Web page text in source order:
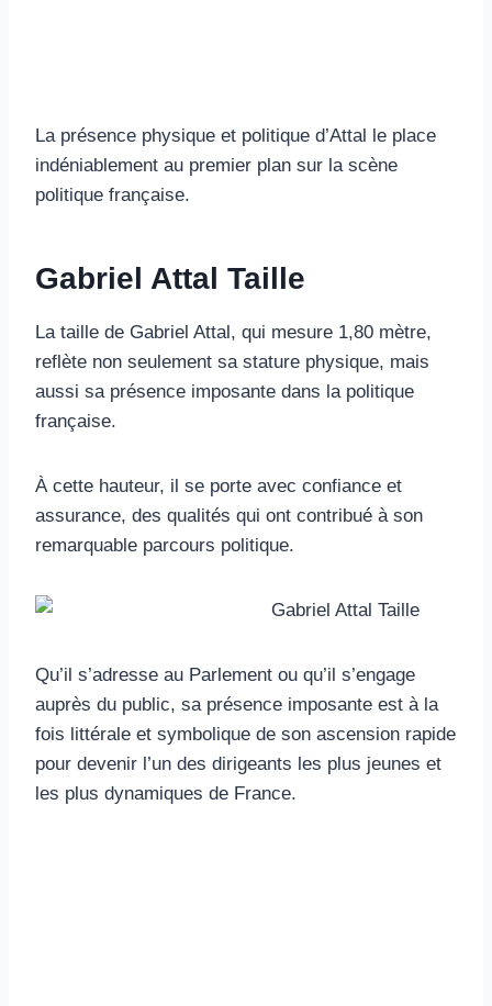
La présence physique et politique d’Attal le place
indéniablement au premier plan sur la scène
politique française.
Gabriel Attal Taille
La taille de Gabriel Attal, qui mesure 1,80 mètre,
reflète non seulement sa stature physique, mais
aussi sa présence imposante dans la politique
française.
À cette hauteur, il se porte avec confiance et
assurance, des qualités qui ont contribué à son
remarquable parcours politique.
Qu’il s’adresse au Parlement ou qu’il s’engage
auprès du public, sa présence imposante est à la
fois littérale et symbolique de son ascension rapide
pour devenir l’un des dirigeants les plus jeunes et
les plus dynamiques de France.